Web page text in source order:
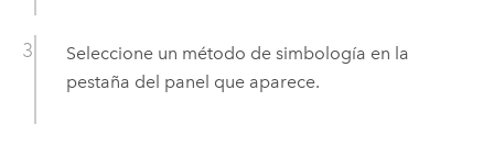
Seleccione un método de simbología en la
pestaña del panel que aparece.